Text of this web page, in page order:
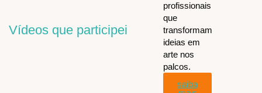
profissionais
que
transformam
ideias em
arte nos
palcos.
saiba
Vídeos que participei